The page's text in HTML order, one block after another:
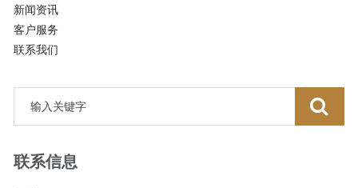
新闻资讯
客户服务
联系我们
联系信息